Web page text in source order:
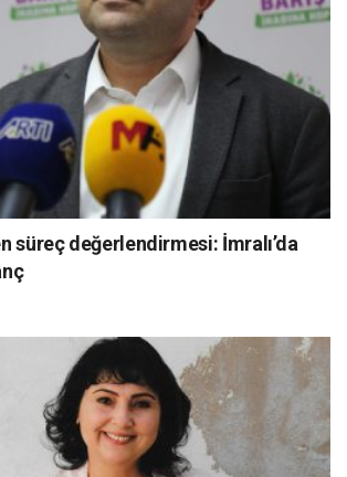
süreç değerlendirmesi: İmralı’da